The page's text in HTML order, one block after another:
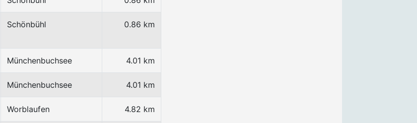
Schönbühl 0.86 km
Münchenbuchsee 4.01 km
Münchenbuchsee 4.01 km
Worblaufen 4.82 km